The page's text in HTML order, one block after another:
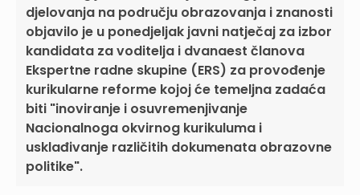
djelovanja na području obrazovanja i znanosti
objavilo je u ponedjeljak javni natječaj za izbor
kandidata za voditelja i dvanaest članova
Ekspertne radne skupine (ERS) za provođenje
kurikularne reforme kojoj će temeljna zadaća
biti "inoviranje i osuvremenjivanje
Nacionalnoga okvirnog kurikuluma i
usklađivanje različitih dokumenata obrazovne
politike".